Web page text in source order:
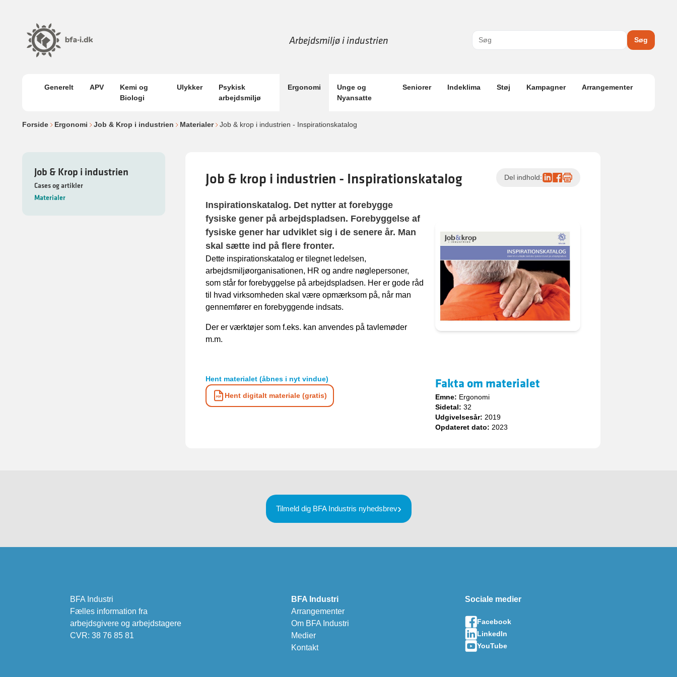
Arbejdsmiljø i industrien Søg
Generelt APV
Kemi og
Biologi
Ulykker
Psykisk
arbejdsmiljø
Ergonomi
Unge og
Nyansatte
Seniorer Indeklima Støj Kampagner Arrangementer
Forside Ergonomi Job & Krop i industrien Materialer Job & krop i industrien - Inspirationskatalog
Job & Krop i industrien
Cases og artikler
Materialer
Job & krop i industrien - Inspirationskatalog Del indhold:
Inspirationskatalog. Det nytter at forebygge
fysiske gener på arbejdspladsen. Forebyggelse af
fysiske gener har udviklet sig i de senere år. Man
skal sætte ind på flere fronter.
Dette inspirationskatalog er tilegnet ledelsen,
arbejdsmiljøorganisationen, HR og andre nøglepersoner,
som står for forebyggelse på arbejdspladsen. Her er gode råd
til hvad virksomheden skal være opmærksom på, når man
gennemfører en forebyggende indsats.
Der er værktøjer som f.eks. kan anvendes på tavlemøder
m.m.
Hent materialet (åbnes i nyt vindue)
Hent digitalt materiale (gratis)
Fakta om materialet
Emne: Ergonomi
Sidetal: 32
Udgivelsesår: 2019
Opdateret dato: 2023
Tilmeld dig BFA Industris nyhedsbrev
BFA Industri
Fælles information fra
arbejdsgivere og arbejdstagere
CVR: 38 76 85 81
BFA Industri
Arrangementer
Om BFA Industri
Medier
Kontakt
Sociale medier
Facebook
LinkedIn
YouTube